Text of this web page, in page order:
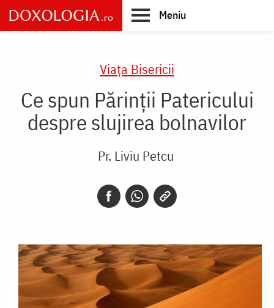
Skip
to
main
Meniu
Viaţa Bisericii
Ce spun Părinții Patericului
despre slujirea bolnavilor
Pr. Liviu Petcu